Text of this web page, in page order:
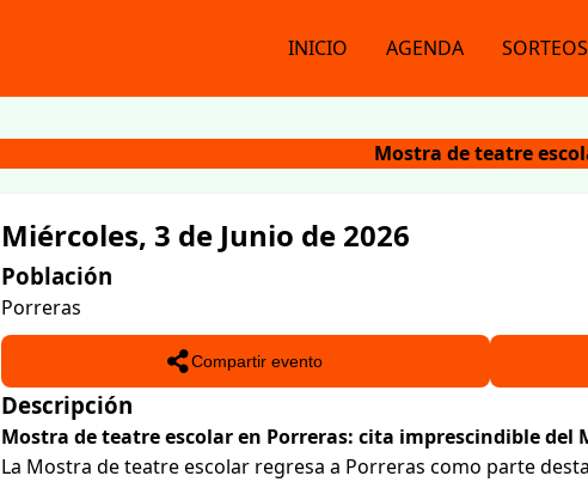
INICIO AGENDA SORTEOS
Mostra de teatre
Miércoles, 3 de Junio de 2026
Población
Porreras
Compartir evento
Descripción
Mostra de teatre escolar en Porreras: cita imprescindible del
La Mostra de teatre escolar regresa a Porreras como parte